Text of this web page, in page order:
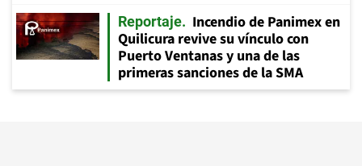
Reportaje
Incendio de Panimex en
Quilicura revive su vínculo con
Puerto Ventanas y una de las
primeras sanciones de la SMA